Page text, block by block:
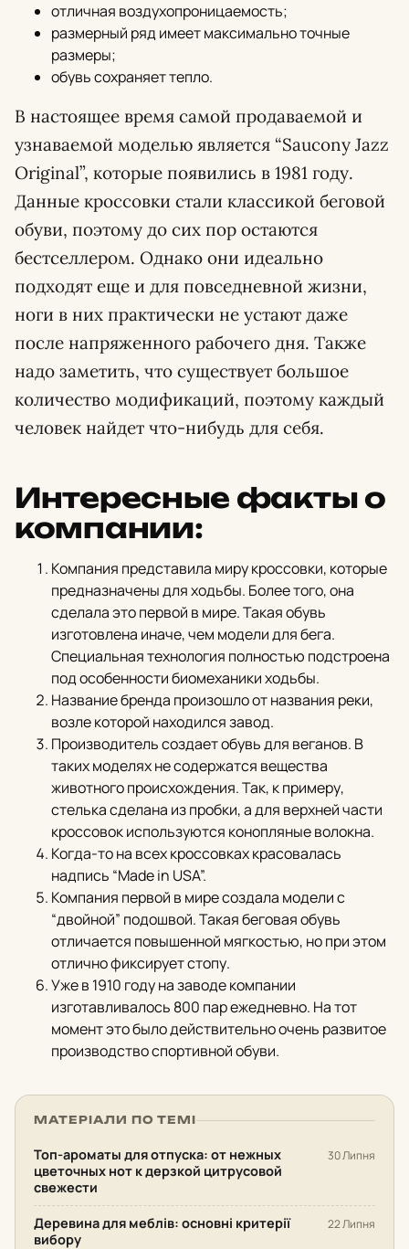
отличная воздухопроницаемость;
размерный ряд имеет максимально точные
размеры;
обувь сохраняет тепло.
В настоящее время самой продаваемой и
узнаваемой моделью является “Saucony Jazz
Original”, которые появились в 1981 году.
Данные кроссовки стали классикой беговой
обуви, поэтому до сих пор остаются
бестселлером. Однако они идеально
подходят еще и для повседневной жизни,
ноги в них практически не устают даже
после напряженного рабочего дня. Также
надо заметить, что существует большое
количество модификаций, поэтому каждый
человек найдет что-нибудь для себя.
Интересные факты о
компании:
Компания представила миру кроссовки, которые
предназначены для ходьбы. Более того, она
сделала это первой в мире. Такая обувь
изготовлена иначе, чем модели для бега.
Специальная технология полностью подстроена
под особенности биомеханики ходьбы.
Название бренда произошло от названия реки,
возле которой находился завод.
Производитель создает обувь для веганов. В
таких моделях не содержатся вещества
животного происхождения. Так, к примеру,
стелька сделана из пробки, а для верхней части
кроссовок используются конопляные волокна.
Когда-то на всех кроссовках красовалась
надпись “Made in USA”.
Компания первой в мире создала модели с
“двойной” подошвой. Такая беговая обувь
отличается повышенной мягкостью, но при этом
отлично фиксирует стопу.
Уже в 1910 году на заводе компании
изготавливалось 800 пар ежедневно. На тот
момент это было действительно очень развитое
производство спортивной обуви.
МАТЕРІАЛИ ПО ТЕМІ
Топ-ароматы для отпуска: от нежных
цветочных нот к дерзкой цитрусовой
свежести
30 Липня
Деревина для меблів: основні критерії
вибору
22 Липня